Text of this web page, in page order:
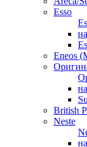
Esso
Eneos
British
Neste